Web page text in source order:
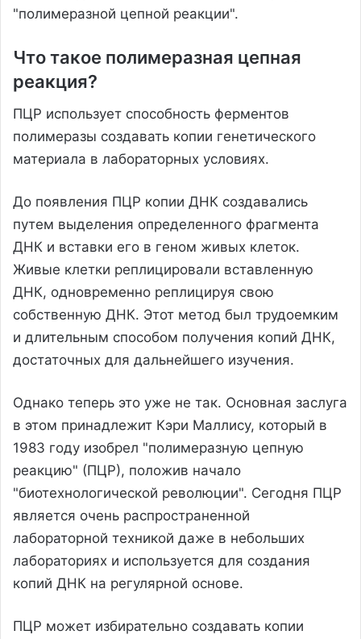
"полимеразной цепной реакции".
Что такое полимеразная цепная
реакция?
ПЦР использует способность ферментов
полимеразы создавать копии генетического
материала в лабораторных условиях.
До появления ПЦР копии ДНК создавались
путем выделения определенного фрагмента
ДНК и вставки его в геном живых клеток.
Живые клетки реплицировали вставленную
ДНК, одновременно реплицируя свою
собственную ДНК. Этот метод был трудоемким
и длительным способом получения копий ДНК,
достаточных для дальнейшего изучения.
Однако теперь это уже не так. Основная заслуга
в этом принадлежит Кэри Маллису, который в
1983 году изобрел "полимеразную цепную
реакцию" (ПЦР), положив начало
"биотехнологической революции". Сегодня ПЦР
является очень распространенной
лабораторной техникой даже в небольших
лабораториях и используется для создания
копий ДНК на регулярной основе.
ПЦР может избирательно создавать копии